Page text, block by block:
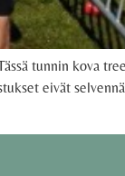
tunnin kova
eivät